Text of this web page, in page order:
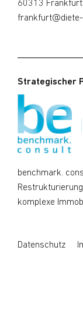
60313 Frankfurt
Strategischer
benchmark.
komplexe
Datenschutz